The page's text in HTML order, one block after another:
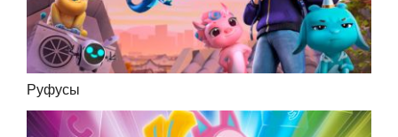
Руфусы